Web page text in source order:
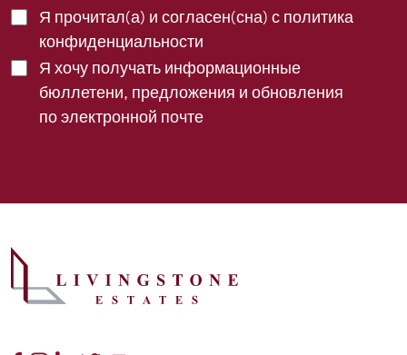
Я прочитал(а) и согласен(сна) с политика
конфиденциальности
Я хочу получать информационные
бюллетени, предложения и обновления
по электронной почте